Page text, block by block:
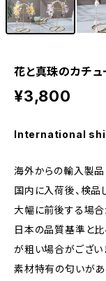
花と真珠のカチュ
¥3,800
International
海外からの輸入製品
国内に入荷後、検品
大幅に前後する場合
日本の品質基準と
が粗い場合がござい
素材特有の匂いが